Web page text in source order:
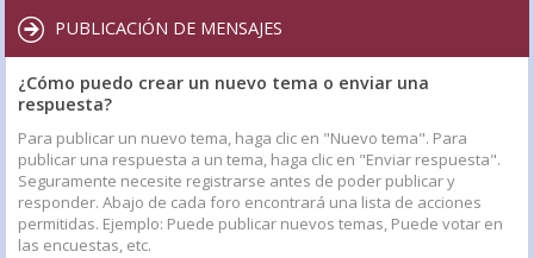
PUBLICACIÓN DE MENSAJES
¿Cómo puedo crear un nuevo tema o enviar una
respuesta?
Para publicar un nuevo tema, haga clic en "Nuevo tema". Para
publicar una respuesta a un tema, haga clic en "Enviar respuesta".
Seguramente necesite registrarse antes de poder publicar y
responder. Abajo de cada foro encontrará una lista de acciones
permitidas. Ejemplo: Puede publicar nuevos temas, Puede votar en
las encuestas, etc.